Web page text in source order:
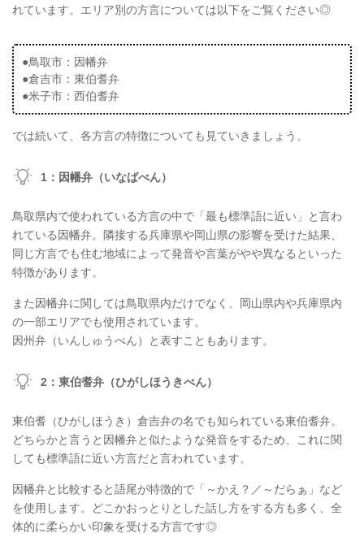
れています。エリア別の方言については以下をご覧ください◎
●鳥取市：因幡弁
●倉吉市：東伯耆弁
●米子市：西伯耆弁
では続いて、各方言の特徴についても見ていきましょう。
1：因幡弁（いなばべん）
鳥取県内で使われている方言の中で「最も標準語に近い」と言わ
れている因幡弁。隣接する兵庫県や岡山県の影響を受けた結果、
同じ方言でも住む地域によって発音や言葉がやや異なるといった
特徴があります。
また因幡弁に関しては鳥取県内だけでなく、岡山県内や兵庫県内
の一部エリアでも使用されています。
因州弁（いんしゅうべん）と表すこともあります。
2：東伯耆弁（ひがしほうきべん）
東伯耆（ひがしほうき）倉吉弁の名でも知られている東伯耆弁。
どちらかと言うと因幡弁と似たような発音をするため、これに関
しても標準語に近い方言だと言われています。
因幡弁と比較すると語尾が特徴的で「～かえ？／～だらぁ」など
を使用します。どこかおっとりとした話し方をする方も多く、全
体的に柔らかい印象を受ける方言です◎